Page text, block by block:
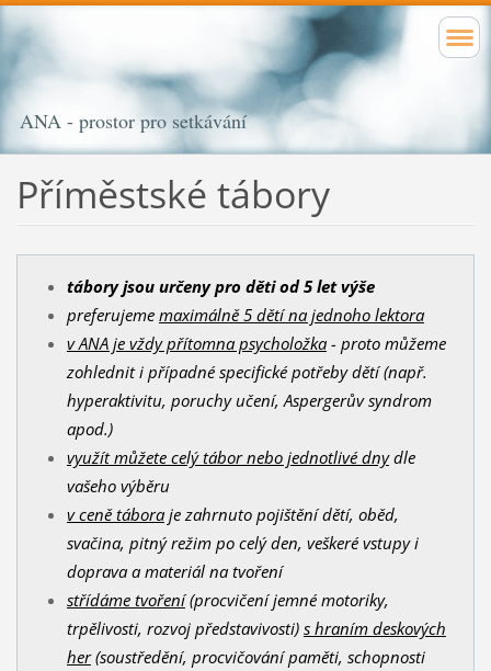
ANA - prostor pro setkávání
Příměstské tábory
tábory jsou určeny pro děti od 5 let výše
preferujeme maximálně 5 dětí na jednoho lektora
v ANA je vždy přítomna psycholožka- proto můžeme
zohlednit i případné specifické potřeby dětí (např.
hyperaktivitu, poruchy učení, Aspergerův syndrom
apod.)
využít můžete celý tábor nebo jednotlivé dnydle
vašeho výběru
v ceně táboraje zahrnuto pojištění dětí, oběd,
svačina, pitný režim po celý den, veškeré vstupy i
doprava a materiál na tvoření
střídáme tvoření(procvičení jemné motoriky,
trpělivosti, rozvoj představivosti) s hraním deskových
her(soustředění, procvičování paměti, schopnosti